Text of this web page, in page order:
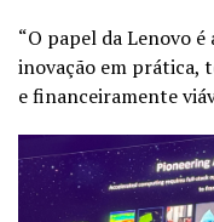
“O papel da Lenovo
inovação em prática,
e financeiramente